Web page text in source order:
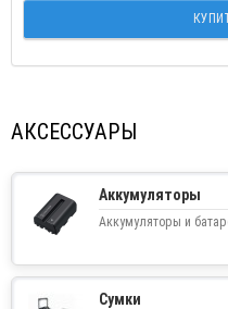
АКСЕССУАРЫ
Аккумуляторы
Аккумуляторы и
Сумки